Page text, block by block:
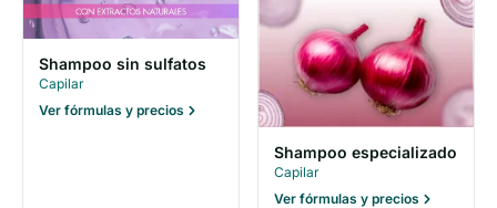
Shampoo sin sulfatos
Capilar
Ver fórmulas y precios
Shampoo especializado
Capilar
Ver fórmulas y precios